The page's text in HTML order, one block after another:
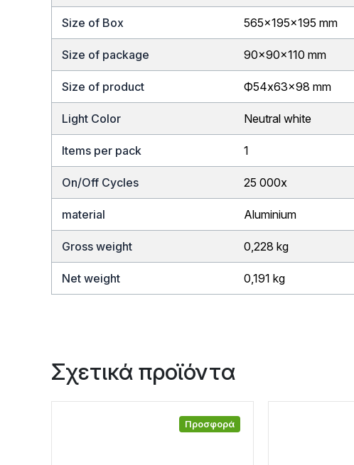
Size of Box 565x195x195 mm
Size of package 90x90x110 mm
Size of product Ф54x63x98 mm
Light Color Neutral white
Items per pack 1
On/Off Cycles 25 000x
material Aluminium
Gross weight 0,228 kg
Net weight 0,191 kg
Σχετικά προϊόντα
Προσφορά